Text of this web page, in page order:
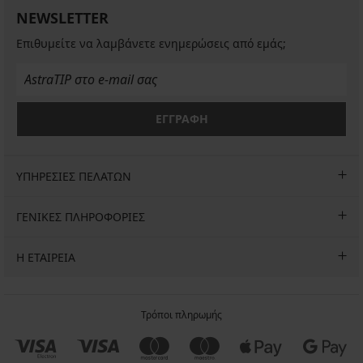
36,99
€
κοντό
40,79
€
€
€
58,99
NEWSLETTER
Επιθυμείτε να λαμβάνετε ενημερώσεις από εμάς;
ΕΓΓΡΑΦΗ
ΥΠΗΡΕΣΙΕΣ ΠΕΛΑΤΩΝ
ΓΕΝΙΚΕΣ ΠΛΗΡΟΦΟΡΙΕΣ
Η ΕΤΑΙΡΕΙΑ
Τρόποι πληρωμής